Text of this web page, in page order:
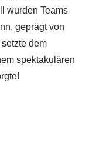
wurden Teams
geprägt von
dem
spektakulären